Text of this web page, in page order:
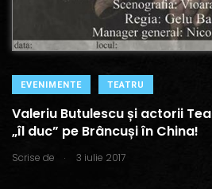
EVENIMENTE TEATRU
Valeriu Butulescu și actorii
„îl duc” pe Brâncuși în China!
Scrise de . 3 iulie 2017